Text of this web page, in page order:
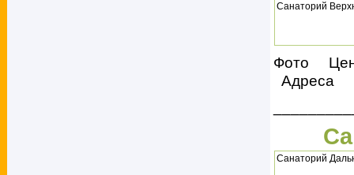
Санаторий
Фото
Санаторий